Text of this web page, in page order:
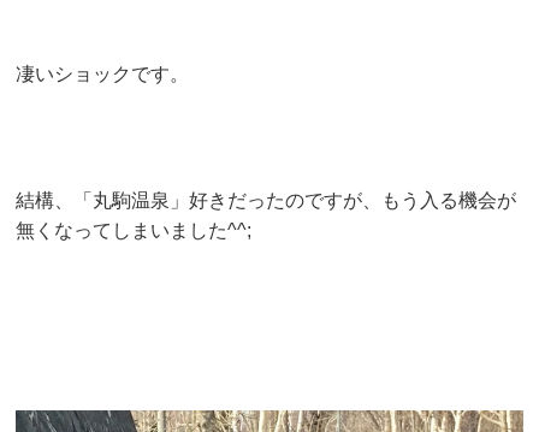
凄いショックです。
結構、「丸駒温泉」好きだったのですが、もう入る機会が
無くなってしまいました^^;